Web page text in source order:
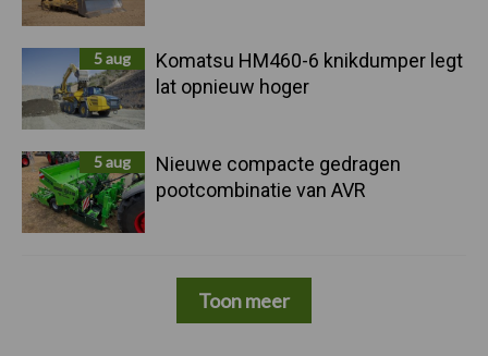
5 aug
Komatsu HM460-6 knikdumper legt
lat opnieuw hoger
5 aug
Nieuwe compacte gedragen
pootcombinatie van AVR
Toon meer